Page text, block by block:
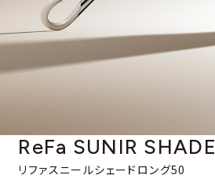
ReFa SUNIR SHADE
リファスニールシェードロング50